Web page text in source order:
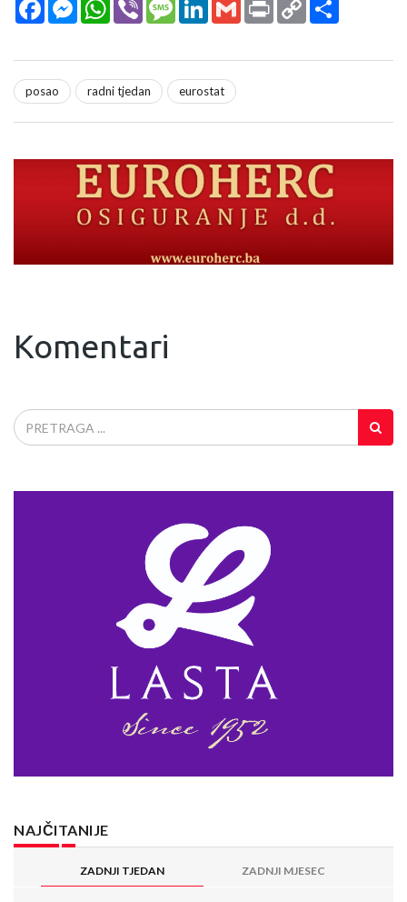
Link
posao radni tjedan eurostat
Komentari
NAJČITANIJE
ZADNJI TJEDAN ZADNJI MJESEC